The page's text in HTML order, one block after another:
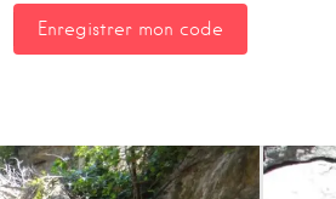
Enregistrer mon code